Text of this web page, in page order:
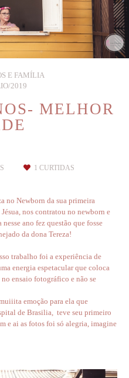
E FAMÍLIA
2019
MELHOR
1 CURTIDAS
no Newborn da sua primeira
nos contratou no newborn e
ano fez questão que fosse
da dona Tereza!
trabalho foi a experiência de
energia espetacular que coloca
ensaio fotográfico e não se
emoção para ela que
de Brasilia, teve seu primeiro
e ai as fotos foi só alegria, imagine